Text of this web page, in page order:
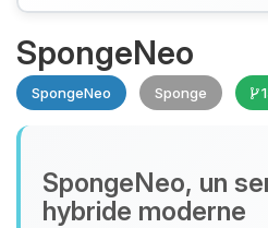
SpongeNeo
SpongeNeo Sponge
SpongeNeo, un
hybride moderne